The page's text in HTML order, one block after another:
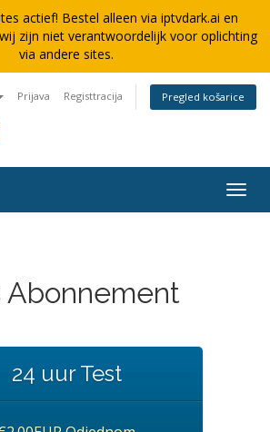
actief! Bestel alleen via iptvdark.ai en
zijn niet verantwoordelijk voor oplichting
via andere sites.
Prijava Registtracija Pregled košarice
Abonnement
24 uur Test